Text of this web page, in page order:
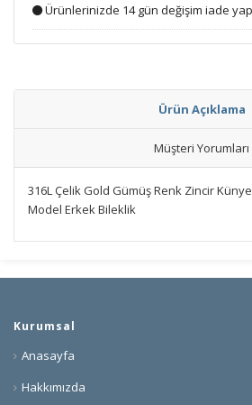
Ürünlerinizde 14 gün değişim iade
Ürün Açıklama
Müşteri Yorumları
316L Çelik Gold Gümüş Renk Zincir Künye
Model Erkek Bileklik
Kurumsal
Anasayfa
Hakkımızda